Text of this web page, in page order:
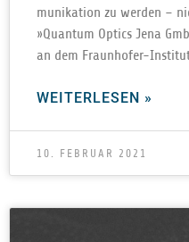
mu­ni­ka­tion zu wer­den –
»Quan­tum Optics Jena
an dem Fraun­ho­­fer-
WEITERLESEN »
10. FEBRUAR 2021